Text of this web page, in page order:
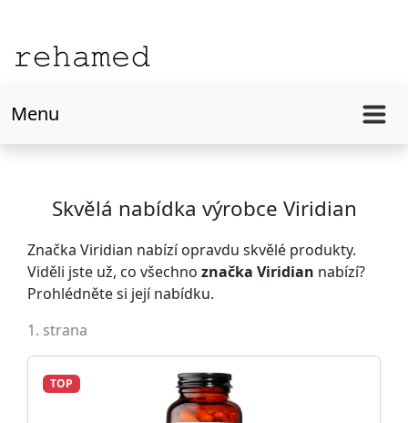
Menu
Skvělá nabídka výrobce Viridian
Značka Viridian nabízí opravdu skvělé produkty.
Viděli jste už, co všechno značka Viridian nabízí?
Prohlédněte si její nabídku.
1. strana
TOP